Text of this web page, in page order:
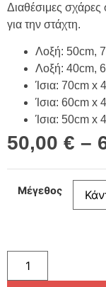
Διαθέσιμες σχάρες
για την στάχτη.
Λοξή: 50cm,
Λοξή: 40cm,
Ίσια: 70cm x
Ίσια: 60cm x
Ίσια: 50cm x
50,00 € –
Μέγεθος